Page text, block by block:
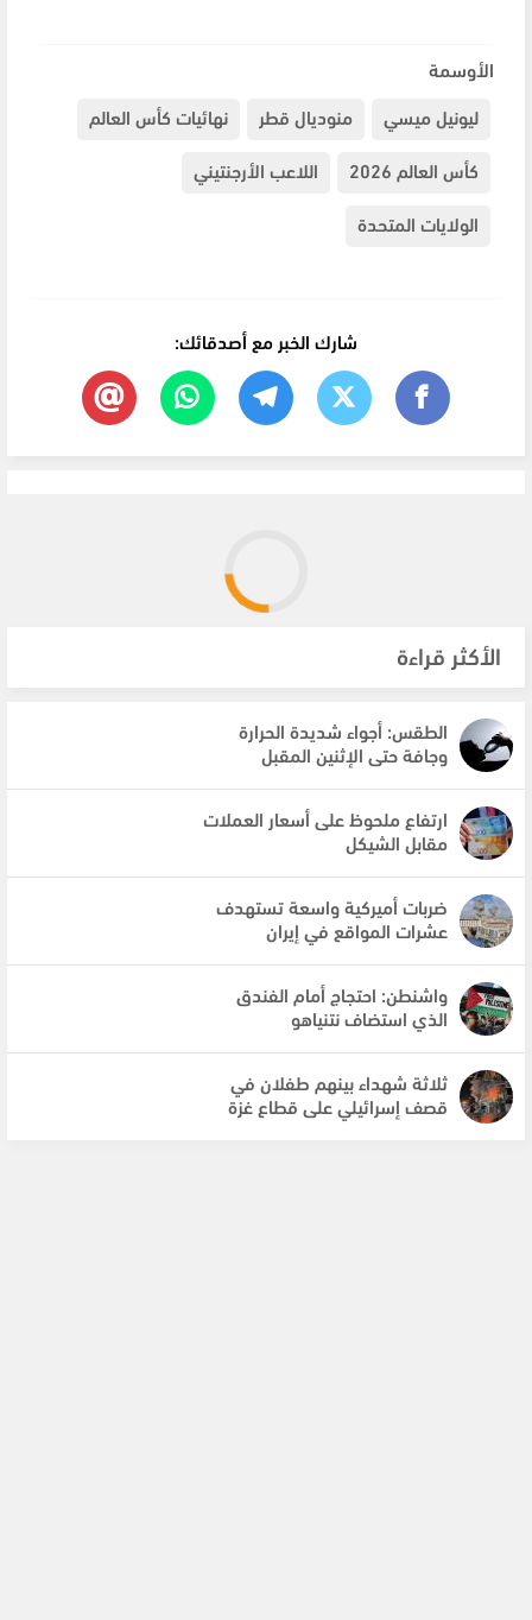
الأوسمة
ليونيل ميسي
منوديال قطر
نهائيات كأس العالم
كأس العالم 2026
اللاعب الأرجنتيني
الولايات المتحدة
شارك الخبر مع أصدقائك:
الأكثر قراءة
الطقس: أجواء شديدة الحرارة
وجافة حتى الإثنين المقبل
ارتفاع ملحوظ على أسعار العملات
مقابل الشيكل
ضربات أميركية واسعة تستهدف
عشرات المواقع في إيران
واشنطن: احتجاج أمام الفندق
الذي استضاف نتنياهو
ثلاثة شهداء بينهم طفلان في
قصف إسرائيلي على قطاع غزة